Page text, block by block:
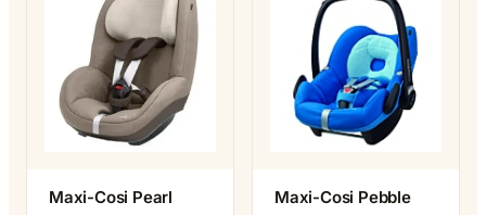
Maxi-Cosi Pearl Maxi-Cosi Pebble